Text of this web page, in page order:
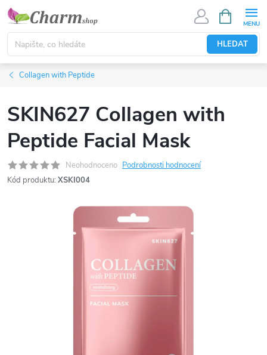
Přejít
obsah
HLEDAT
NÁKUPNÍ
KOŠÍK
Collagen with Peptide
SKIN627 Collagen with
Peptide Facial Mask
Neohodnoceno Podrobnosti hodnocení
Kód produktu: XSKI004